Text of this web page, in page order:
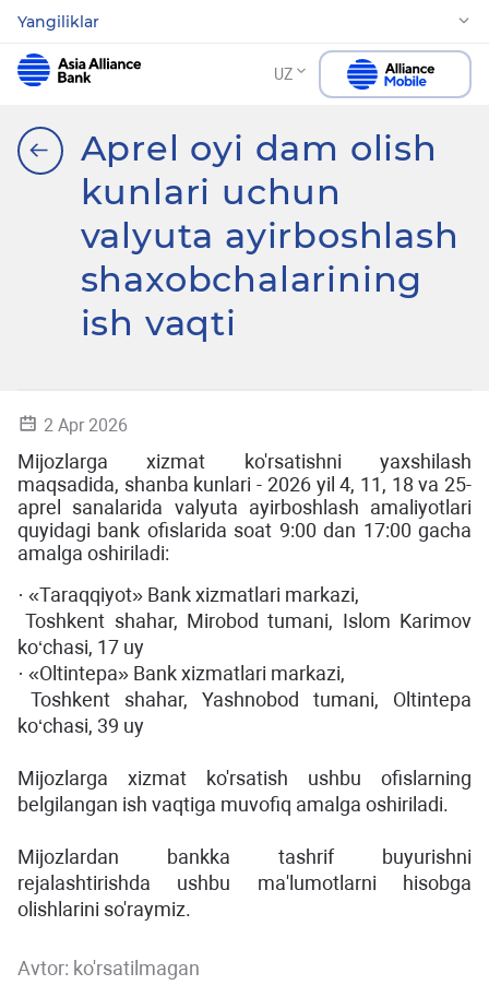
Yangiliklar
UZ
Aprel oyi dam olish
kunlari uchun
valyuta ayirboshlash
shaxobchalarining
ish vaqti
2 Apr 2026
Mijozlarga xizmat ko'rsatishni yaxshilash
maqsadida, shanba kunlari - 2026 yil 4, 11, 18 va 25-
aprel sanalarida valyuta ayirboshlash amaliyotlari
quyidagi bank ofislarida soat 9:00 dan 17:00 gacha
amalga oshiriladi:
· «Taraqqiyot» Bank xizmatlari markazi,
Toshkent shahar, Mirobod tumani, Islom Karimov
ko‘chasi, 17 uy
· «Oltintepa» Bank xizmatlari markazi,
Toshkent shahar, Yashnobod tumani, Oltintepa
ko‘chasi, 39 uy
Mijozlarga xizmat ko'rsatish ushbu ofislarning
belgilangan ish vaqtiga muvofiq amalga oshiriladi.
Mijozlardan bankka tashrif buyurishni
rejalashtirishda ushbu ma'lumotlarni hisobga
olishlarini so'raymiz.
Avtor: ko'rsatilmagan